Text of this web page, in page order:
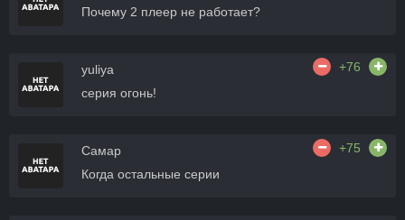
Почему 2 плеер не работает?
yuliya
+76
серия огонь!
Самар
+75
Когда остальные серии